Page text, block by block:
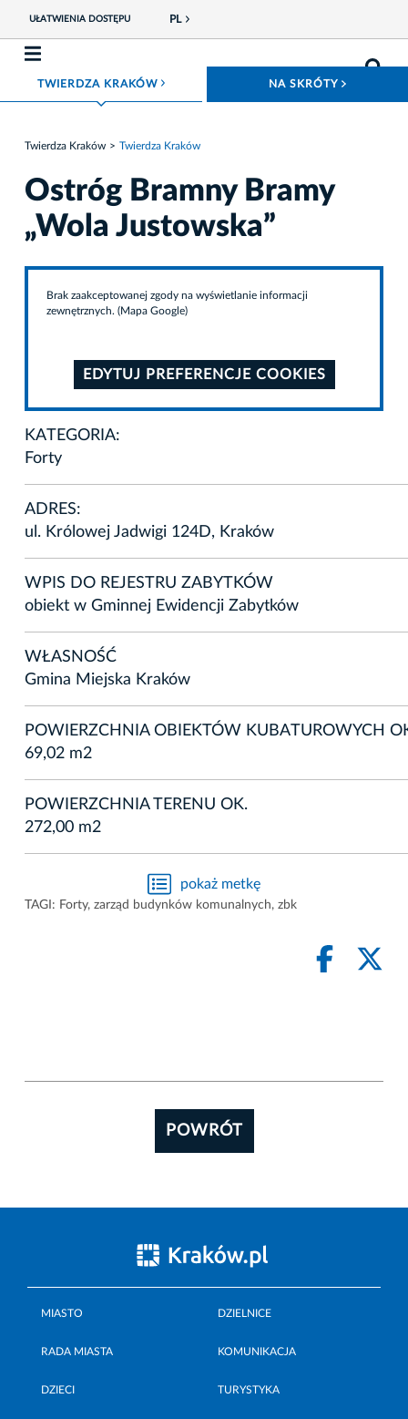
UŁATWIENIA DOSTĘPU PL
TWIERDZA KRAKÓWROZWIŃ MENU NA SKRÓTY
Twierdza Kraków Twierdza Kraków
Ostróg Bramny Bramy
„Wola Justowska”
Brak zaakceptowanej zgody na wyświetlanie informacji
zewnętrznych. (Mapa Google)
EDYTUJ PREFERENCJE COOKIES
KATEGORIA:
Forty
ADRES:
ul. Królowej Jadwigi 124D, Kraków
WPIS DO REJESTRU ZABYTKÓW
obiekt w Gminnej Ewidencji Zabytków
WŁASNOŚĆ
Gmina Miejska Kraków
POWIERZCHNIA OBIEKTÓW KUBATUROWYCH
69,02 m2
POWIERZCHNIA TERENU OK.
272,00 m2
pokaż metkę
TAGI: Forty, zarząd budynków komunalnych, zbk
POWRÓT
MIASTO DZIELNICE
RADA MIASTA KOMUNIKACJA
DZIECI TURYSTYKA